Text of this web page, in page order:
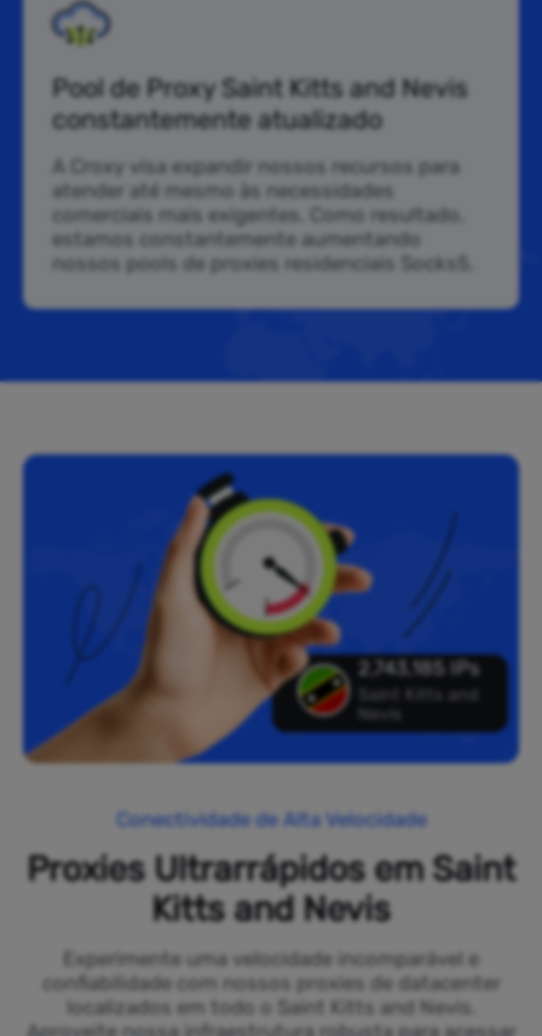
Pool de Proxy Saint Kitts and Nevis
constantemente atualizado
A Croxy visa expandir nossos recursos para
atender até mesmo às necessidades
comerciais mais exigentes. Como resultado,
estamos constantemente aumentando
nossos pools de proxies residenciais Socks5.
2,743,185 IPs
Saint Kitts and
Nevis
Conectividade de Alta Velocidade
Proxies Ultrarrápidos em Saint
Kitts and Nevis
Experimente uma velocidade incomparável e
confiabilidade com nossos proxies de datacenter
localizados em todo o Saint Kitts and Nevis.
Aproveite nossa infraestrutura robusta para acessar